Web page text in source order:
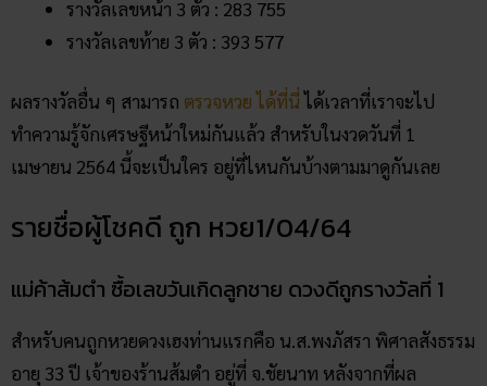
รางวัลเลขหน้า 3 ตัว : 283 755
รางวัลเลขท้าย 3 ตัว : 393 577
ผลรางวัลอื่น ๆ สามารถ ตรวจหวย ได้ที่นี่ได้เวลาที่เราจะไป
ทำความรู้จักเศรษฐีหน้าใหม่กันแล้ว สำหรับในงวดวันที่ 1
เมษายน 2564 นี้จะเป็นใคร อยู่ที่ไหนกันบ้างตามมาดูกันเลย
รายชื่อผู้โชคดี ถูก หวย1/04/64
แม่ค้าส้มตำ ซื้อเลขวันเกิดลูกชาย ดวงดีถูกรางวัลที่ 1
สำหรับคนถูกหวยดวงเฮงท่านแรกคือ น.ส.พงภัสรา พิศาลสังธรรม
อายุ 33 ปี เจ้าของร้านส้มตำ อยู่ที่ จ.ชัยนาท หลังจากที่ผล